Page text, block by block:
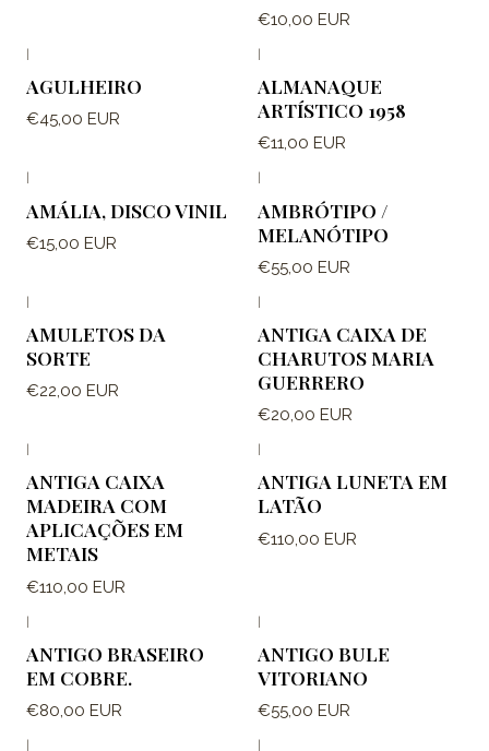
€10,00 EUR
AGULHEIRO
€45,00 EUR
ALMANAQUE
ARTÍSTICO 1958
€11,00 EUR
AMÁLIA, DISCO VINIL
€15,00 EUR
AMBRÓTIPO /
MELANÓTIPO
€55,00 EUR
|
AMULETOS DA
SORTE
€22,00 EUR
|
ANTIGA CAIXA DE
CHARUTOS MARIA
GUERRERO
€20,00 EUR
ANTIGA CAIXA
MADEIRA COM
APLICAÇÕES EM
METAIS
€110,00 EUR
ANTIGA LUNETA EM
LATÃO
€110,00 EUR
|
ANTIGO BRASEIRO
EM COBRE.
€80,00 EUR
|
ANTIGO BULE
VITORIANO
€55,00 EUR